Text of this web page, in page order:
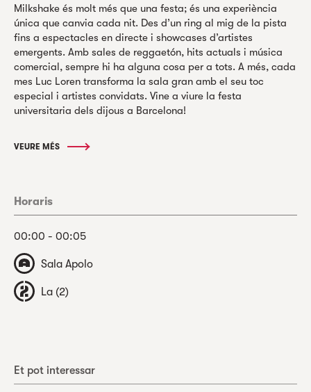
Milkshake és molt més que una festa; és una experiència
única que canvia cada nit. Des d’un ring al mig de la pista
fins a espectacles en directe i showcases d’artistes
emergents. Amb sales de reggaetón, hits actuals i música
comercial, sempre hi ha alguna cosa per a tots. A més, cada
mes Luc Loren transforma la sala gran amb el seu toc
especial i artistes convidats. Vine a viure la festa
universitaria dels dijous a Barcelona!
VEURE MÉS
Horaris
00:00 - 00:05
Sala Apolo
La (2)
Et pot interessar